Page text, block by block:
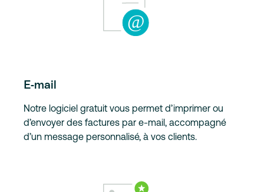
E-mail
Notre logiciel gratuit vous permet d’imprimer ou
d’envoyer des factures par e-mail, accompagné
d’un message personnalisé, à vos clients.